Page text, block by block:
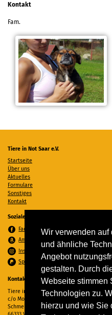
Wir verwenden
und ähnliche
Angebot
gestalten. Durch
Webseite stimmen
Technologien zu.
hierzu und wie Sie
Kontakt
Fam.
Tiere in Not Saar e.V.
Startseite
Über uns
Aktuelles
Formulare
Sonstiges
Kontakt
Soziale Medien
Facebook
Amazon Wunschzettel
Instagram
Spenden per PayPal
Kontakt
Tiere in Not Saar e.V.
c/o Monika Ewen
Schmelzer Straße 22